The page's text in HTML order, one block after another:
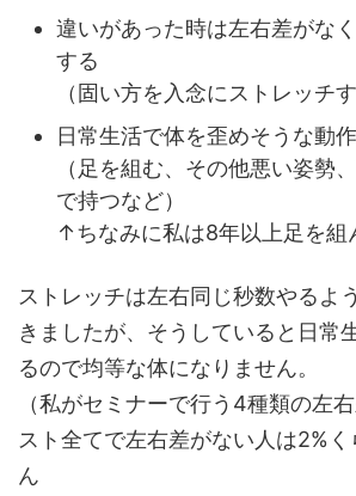
違いがあった時は左右差がな
する
（固い方を入念にストレッチ
日常生活で体を歪めそうな動
（足を組む、その他悪い姿勢
で持つなど）
↑ちなみに私は8年以上足を組
ストレッチは左右同じ秒数やるよ
きましたが、そうしていると日常
るので均等な体になりません。
（私がセミナーで行う4種類の左
スト全てで左右差がない人は2%
ん